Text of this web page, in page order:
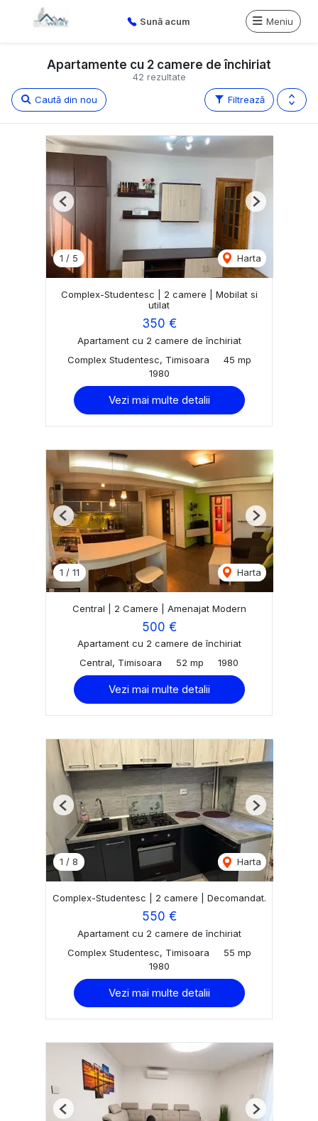
Sună acum Meniu
42 rezultate
Apartamente cu 2 camere de închiriat
Filtrează
Caută din nou
1 / 5 Harta
Previous Next
Complex-Studentesc | 2 camere | Mobilat si
utilat
350 €
Apartament cu 2 camere de închiriat
Complex Studentesc, Timisoara
45 mp
1980
Vezi mai multe detalii
1 / 11 Harta
Previous Next
Central | 2 Camere | Amenajat Modern
500 €
Apartament cu 2 camere de închiriat
Central, Timisoara
52 mp 1980
Vezi mai multe detalii
1 / 8 Harta
Previous Next
Complex-Studentesc | 2 camere | Decomandat.
550 €
Apartament cu 2 camere de închiriat
Complex Studentesc, Timisoara
55 mp
1980
Vezi mai multe detalii
Previous Next